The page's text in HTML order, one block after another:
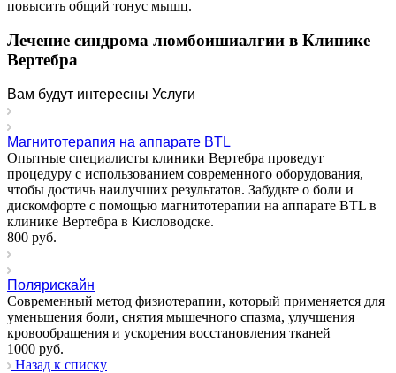
повысить общий тонус мышц.
Лечение синдрома люмбоишиалгии в Клинике
Вертебра
Вам будут интересны Услуги
Магнитотерапия на аппарате BTL
Опытные специалисты клиники Вертебра проведут
процедуру с использованием современного оборудования,
чтобы достичь наилучших результатов. Забудьте о боли и
дискомфорте с помощью магнитотерапии на аппарате BTL в
клинике Вертебра в Кисловодске.
800 руб.
Полярискайн
Современный метод физиотерапии, который применяется для
уменьшения боли, снятия мышечного спазма, улучшения
кровообращения и ускорения восстановления тканей
1000 руб.
Назад к списку